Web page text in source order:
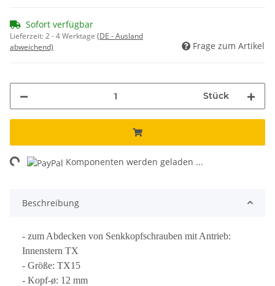
Sofort verfügbar
Lieferzeit:2 - 4 Werktage (DE - Ausland
abweichend)
Frage zum Artikel
Stück
Komponenten werden geladen ...
Beschreibung
- zum Abdecken von Senkkopfschrauben mit Antrieb:
Innenstern TX
- Größe: TX15
- Kopf-ø: 12 mm